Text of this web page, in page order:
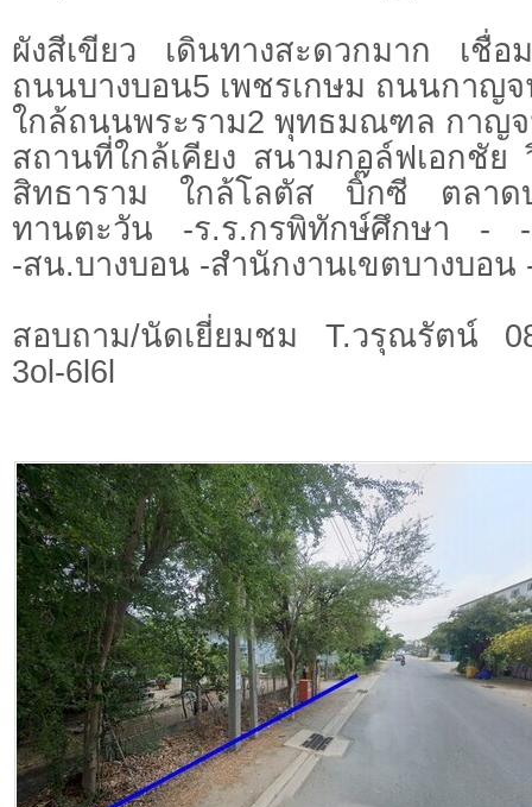
ผังสีเขียว เดินทางสะดวกมาก เชื่
ถนนบางบอน5 เพชรเกษม ถนนกาญจ
ใกล้ถนนพระราม2 พุทธมณฑล กาญจ
สถานที่ใกล้เคียง สนามกอล์ฟเอกชัย
สิทธาราม ใกล้โลตัส บิ๊กซี ตลาด
ทานตะวัน -ร.ร.กรพิทักษ์ศึกษา - -
-สน.บางบอน -สำนักงานเขตบางบอน
สอบถาม/นัดเยี่ยมชม T.วรุณรัตน์
3ol-6l6l